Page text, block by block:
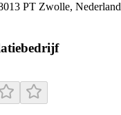
PT Zwolle, Nederland